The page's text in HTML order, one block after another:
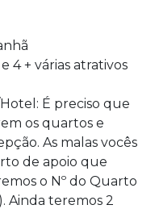
4 + várias atrativos
É preciso que
os quartos e
As malas vocês
de apoio que
o Nº do Quarto
Ainda teremos 2